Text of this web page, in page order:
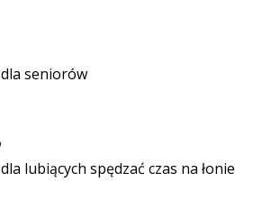
dla seniorów
dla lubiących spędzać czas na łonie